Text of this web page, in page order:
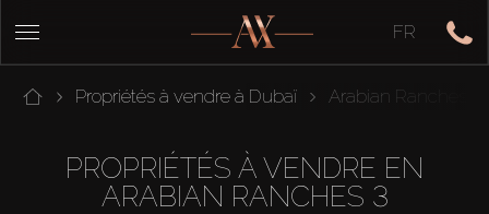
FR
Propriétés à vendre à Dubaï Arabian Ranches 3
PROPRIÉTÉS À VENDRE EN
ARABIAN RANCHES 3